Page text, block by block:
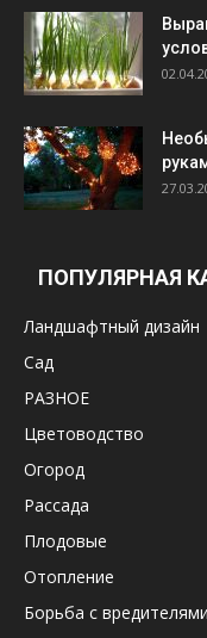
ПОПУЛЯРНАЯ
Ландшафтный дизайн
Сад
РАЗНОЕ
Цветоводство
Огород
Рассада
Плодовые
Отопление
Борьба с